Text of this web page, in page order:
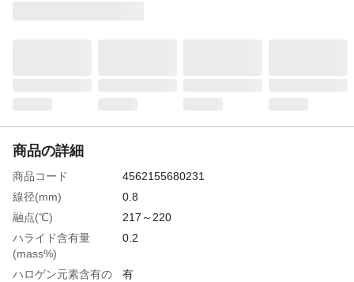
商品の詳細
商品コード
4562155680231
線径(mm)
0.8
融点(℃)
217～220
ハライド含有量
(mass%)
0.2
ハロゲン元素含有の
有